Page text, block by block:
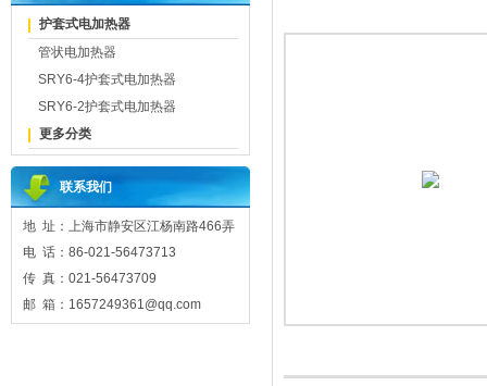
护套式电加热器
管状电加热器
SRY6-4护套式电加热器
SRY6-2护套式电加热器
更多分类
联系我们
地 址：上海市静安区江杨南路466弄
电 话：86-021-56473713
传 真：021-56473709
邮 箱：1657249361@qq.com